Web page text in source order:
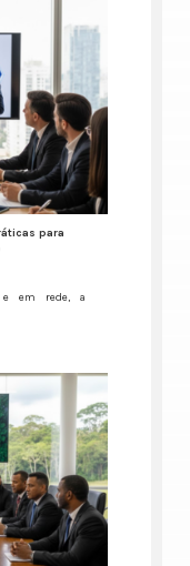
para
e em rede, a